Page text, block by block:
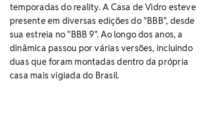
temporadas do reality. A Casa de Vidro esteve
presente em diversas edições do "BBB", desde
sua estreia no "BBB 9". Ao longo dos anos, a
dinâmica passou por várias versões, incluindo
duas que foram montadas dentro da própria
casa mais vigiada do Brasil.